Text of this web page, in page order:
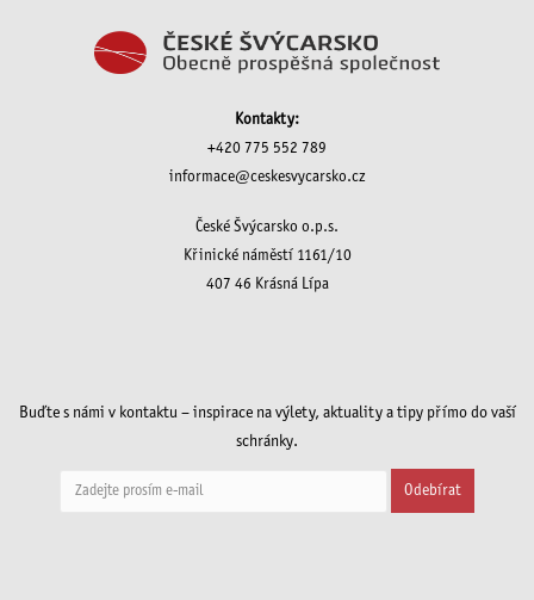
Kontakty:
+420 775 552 789
informace@ceskesvycarsko.cz
České Švýcarsko o.p.s.
Křinické náměstí 1161/10
407 46 Krásná Lípa
Buďte s námi v kontaktu – inspirace na výlety, aktuality a tipy přímo do vaší
schránky.
Odebírat